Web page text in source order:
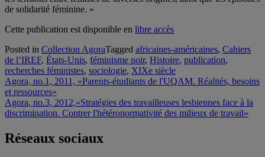
de solidarité féminine. »
Cette publication est disponible en libre accès
Posted in Collection AgoraTagged africaines-américaines, Cahiers
de l’IREF, États-Unis, féminisme noir, Histoire, publication,
recherches féministes, sociologie, XIXe siècle
Navigation
de
l'article
Agora, no.1, 2011, «Parents-étudiants de l'UQAM. Réalités, besoins
et ressources»
Agora, no.3, 2012,«Stratégies des travailleuses lesbiennes face à la
discrimination. Contrer l'hétéronormativité des milieux de travail»
Réseaux sociaux